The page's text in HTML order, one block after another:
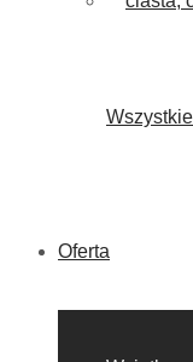
Oferta